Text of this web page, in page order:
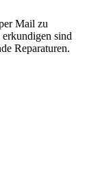
Mail zu
sind
Reparaturen.